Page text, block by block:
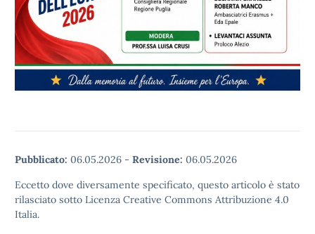
Pubblicato: 06.05.2026 - Revisione: 06.05.2026
Eccetto dove diversamente specificato, questo articolo è stato
rilasciato sotto Licenza Creative Commons Attribuzione 4.0
Italia.